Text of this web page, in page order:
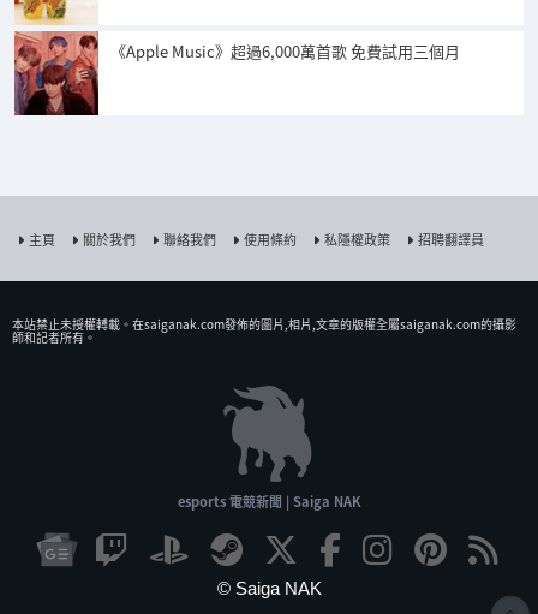
《Apple Music》超過6,000萬首歌 免費試用三個月
主頁 關於我們 聯絡我們 使用條約 私隱權政策 招聘翻譯員
本站禁止未授權𨍭載。在saiganak.com發佈的圖片,相片,文章的版權全屬saiganak.com的攝影
師和記者所有。
esports 電競新聞 | Saiga NAK
© Saiga NAK